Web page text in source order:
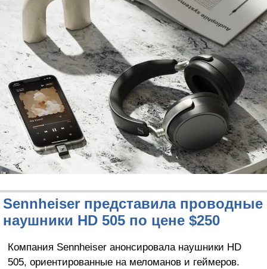
Sennheiser представила проводные
наушники HD 505 по цене $250
Компания Sennheiser анонсировала наушники HD
505, ориентированные на меломанов и геймеров.